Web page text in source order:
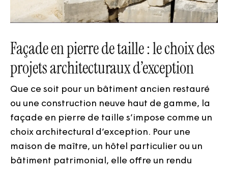
Façade en pierre de taille : le choix des
projets architecturaux d’exception
Que ce soit pour un bâtiment ancien restauré
ou une construction neuve haut de gamme, la
façade en pierre de taille s’impose comme un
choix architectural d’exception. Pour une
maison de maître, un hôtel particulier ou un
bâtiment patrimonial, elle offre un rendu